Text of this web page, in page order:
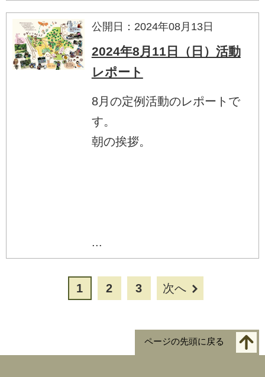
公開日：2024年08月13日
2024年8月11日（日）活動
レポート
8月の定例活動のレポートで
す。
朝の挨拶。
...
1 2 3 次へ
ページの先頭に戻る